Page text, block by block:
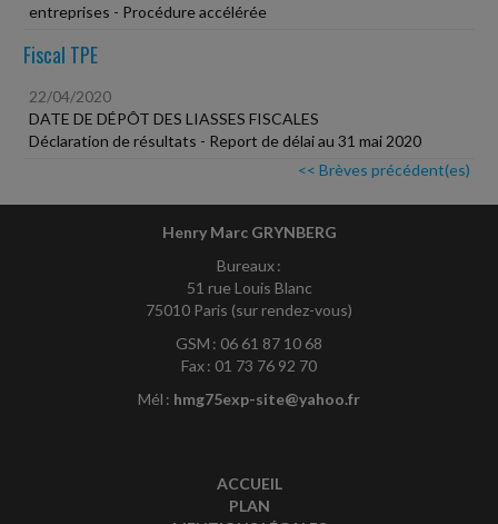
entreprises - Procédure accélérée
Fiscal TPE
22/04/2020
DATE DE DÉPÔT DES LIASSES FISCALES
Déclaration de résultats - Report de délai au 31 mai 2020
<< Brèves précédent(es)
Henry Marc GRYNBERG
Bureaux :
51 rue Louis Blanc
75010 Paris (sur rendez-vous)
GSM : 06 61 87 10 68
Fax : 01 73 76 92 70
Mél : hmg75exp-site@yahoo.fr
ACCUEIL
PLAN